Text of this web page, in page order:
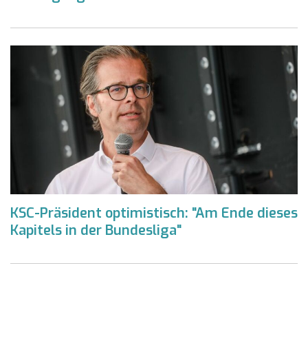
KSC-Präsident optimistisch: "Am Ende dieses
Kapitels in der Bundesliga"